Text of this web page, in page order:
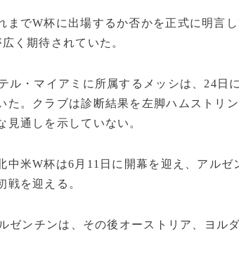
までW杯に出場するか否かを正式に明言
く期待されていた。
ル・マイアミに所属するメッシは、24日
。クラブは診断結果を左脚ハムストリ
通しを示していない。
米W杯は6月11日に開幕を迎え、アルゼ
戦を迎える。
ゼンチンは、その後オーストリア、ヨル